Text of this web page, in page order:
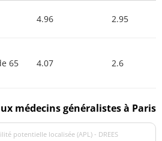
4.96 2.95
65
4.07 2.6
médecins généralistes à Paris
potentielle localisée (APL) - DREES